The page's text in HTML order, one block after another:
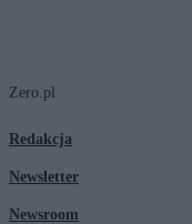
Zero.pl
Redakcja
Newsletter
Newsroom